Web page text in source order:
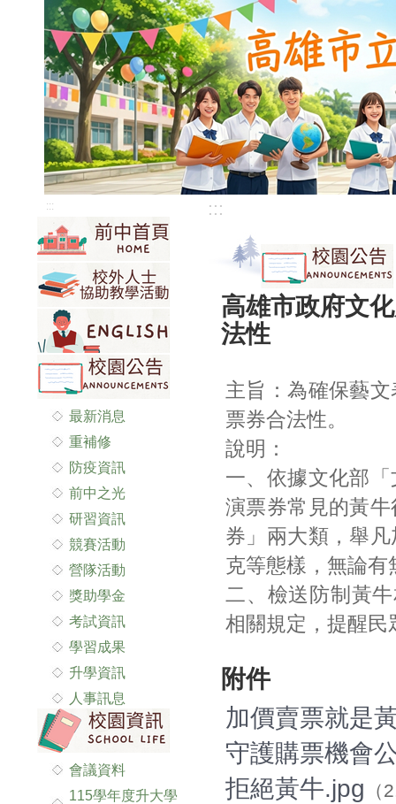
:::
最新消息
重補修
防疫資訊
前中之光
研習資訊
競賽活動
營隊活動
獎助學金
考試資訊
學習成果
升學資訊
人事訊息
會議資料
115學年度升大學
:::
高雄市政府文
法性
主旨：為確保藝
票券合法性。
說明：
一、依據文化部
演票券常見的黃
券」兩大類，舉
克等態樣，無論
二、檢送防制黃
相關規定，提醒民
附件
加價賣票就是
守護購票機會
拒絕黃牛.jpg （